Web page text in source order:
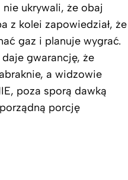
ukrywali, że obaj
z kolei zapowiedział, że
gaz i planuje wygrać.
daje gwarancję, że
a widzowie
poza sporą dawką
porcję